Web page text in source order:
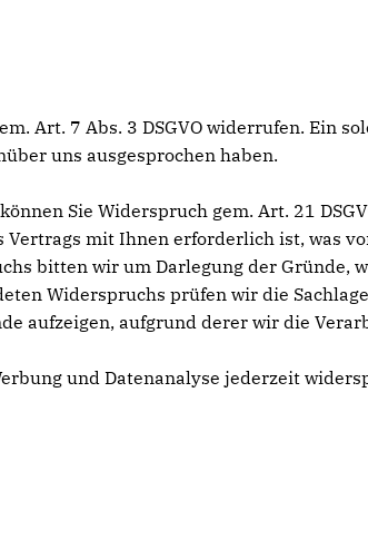
Art. 7 Abs. 3 DSGVO widerrufen. Ein
uns ausgesprochen haben.
Sie Widerspruch gem. Art. 21
mit Ihnen erforderlich ist, was
bitten wir um Darlegung der Gründe,
Widerspruchs prüfen wir die
aufzeigen, aufgrund derer wir die
und Datenanalyse jederzeit